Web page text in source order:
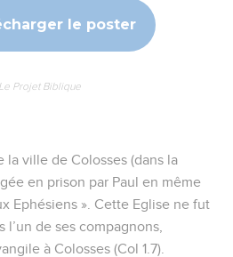
Dieu, le Père de notre Seigneur
chez vous, vous avez appris ce
les cieux : votre foi et votre
espérance.
et porte des fruits dans le